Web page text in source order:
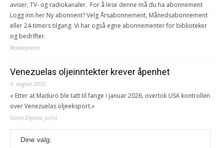
aviser, TV- og radiokanaler. For å lese denne må du ha abonnement
Logg inn her Ny abonnent? Velg Årsabonnement, Månedsabonnement
eller 24-timers tilgang. Vi har også egne abonnementer for biblioteker
og bedrifter.
Redaksjonen
Venezuelas oljeinntekter krever åpenhet
4. august 2026
« Etter at Maduro ble tatt til fange i januar 2026, overtok USA kontrollen
over Venezuelas oljeeksport.»
Sonia Zapata, jurist
117,8 millioner er på flukt, en nedgang fra forrige
Dine valg: